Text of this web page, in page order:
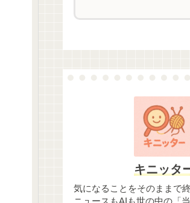
キニッタ
気になることをそのままで